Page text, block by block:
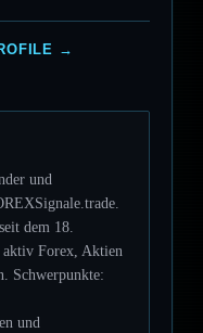
→
und
dem 18.
aktiv Forex, Aktien
Schwerpunkte:
und